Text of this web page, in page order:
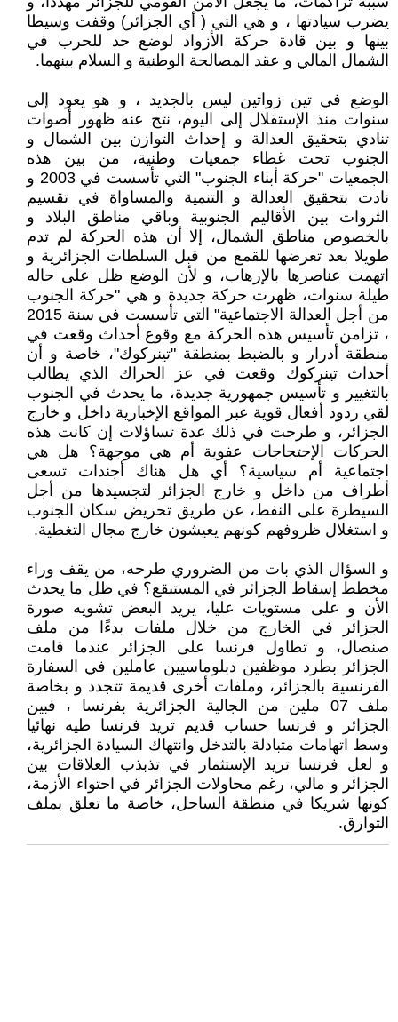
يضرب سيادتها ، و هي التي ( أي الجزائر) وقفت وسيطا
بينها و بين قادة حركة الأزواد لوضع حد للحرب في
الشمال المالي و عقد المصالحة الوطنية و السلام بينهما.
الوضع في تين زواتين ليس بالجديد ، و هو يعود إلى
سنوات منذ الإستقلال إلى اليوم، نتج عنه ظهور أصوات
تنادي بتحقيق العدالة و إحداث التوازن بين الشمال و
الجنوب تحت غطاء جمعيات وطنية، من بين هذه
الجمعيات "حركة أبناء الجنوب" التي تأسست في 2003 و
نادت بتحقيق العدالة و التنمية والمساواة في تقسيم
الثروات بين الأقاليم الجنوبية وباقي مناطق البلاد و
بالخصوص مناطق الشمال، إلا أن هذه الحركة لم تدم
طويلا بعد تعرضها للقمع من قبل السلطات الجزائرية و
اتهمت عناصرها بالإرهاب، و لأن الوضع ظل على حاله
طيلة سنوات، ظهرت حركة جديدة و هي "حركة الجنوب
من أجل العدالة الاجتماعية" التي تأسست في سنة 2015
، تزامن تأسيس هذه الحركة مع وقوع أحداث وقعت في
منطقة أدرار و بالضبط بمنطقة "تينركوك"، خاصة و أن
أحداث تينركوك وقعت في عز الحراك الذي يطالب
بالتغيير و تأسيس جمهورية جديدة، ما يحدث في الجنوب
لقي ردود أفعال قوية عبر المواقع الإخبارية داخل و خارج
الجزائر، و طرحت في ذلك عدة تساؤلات إن كانت هذه
الحركات الإحتجاجات عفوية أم هي موجهة؟ هل هي
اجتماعية أم سياسية؟ أي هل هناك أجندات تسعى
أطراف من داخل و خارج الجزائر لتجسيدها من أجل
السيطرة على النفط، عن طريق تحريض سكان الجنوب
و استغلال ظروفهم كونهم يعيشون خارج مجال التغطية.
و السؤال الذي بات من الضروري طرحه، من يقف وراء
مخطط إسقاط الجزائر في المستنقع؟ في ظل ما يحدث
الأن و على مستويات عليا، يريد البعض تشويه صورة
الجزائر في الخارج من خلال ملفات بدءًا من ملف
صنصال، و تطاول فرنسا على الجزائر عندما قامت
الجزائر بطرد موظفين دبلوماسيين عاملين في السفارة
الفرنسية بالجزائر، وملفات أخرى قديمة تتجدد و بخاصة
ملف 07 ملين من الجالية الجزائرية بفرنسا ، فبين
الجزائر و فرنسا حساب قديم تريد فرنسا طيه نهائيا
وسط اتهامات متبادلة بالتدخل وانتهاك السيادة الجزائرية،
و لعل فرنسا تريد الإستثمار في تذبذب العلاقات بين
الجزائر و مالي، رغم محاولات الجزائر في احتواء الأزمة،
كونها شريكا في منطقة الساحل، خاصة ما تعلق بملف
التوارق.